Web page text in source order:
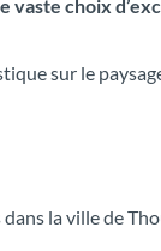
vaste choix
sur le
la ville de